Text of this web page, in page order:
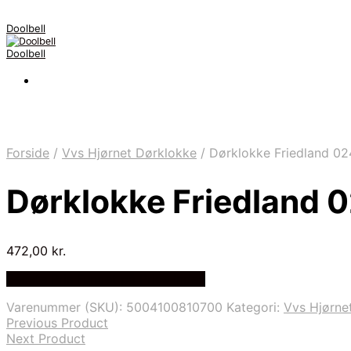
Doolbell
Doolbell
Forside / Vvs Hjørnet Dørklokke / Dørklokke Friedland
Dørklokke Friedland
472,00 kr.
Varenummer (SKU): 5004100810700 Kategori: Vvs
Previous Product
Next Product